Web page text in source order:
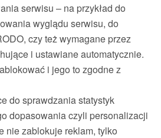
serwisu – na przykład do
wyglądu serwisu, do
czy też wymagane przez
i ustawiane automatycznie.
i jego to zgodne z
do sprawdzania statystyk
dopasowania czyli personalizacji
nie zablokuje reklam, tylko